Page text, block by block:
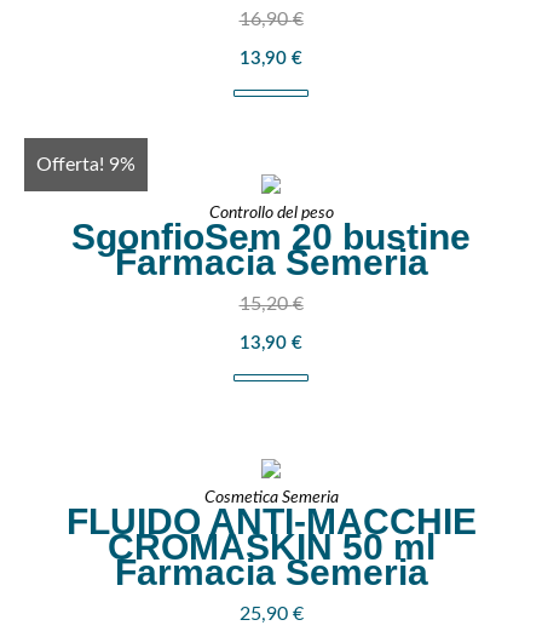
16,90€
13,90 €
Offerta! 9%
Controllo del peso
SgonfioSem 20 bustine
Farmacia Semeria
15,20€
13,90 €
Cosmetica Semeria
FLUIDO ANTI-MACCHIE
CROMASKIN 50 ml
Farmacia Semeria
25,90 €